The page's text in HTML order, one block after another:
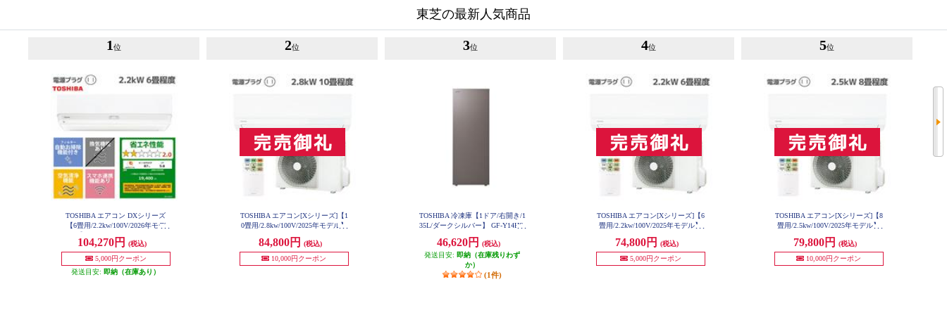
東芝の最新人気商品
1 位
TOSHIBA エアコン DXシリーズ
【6畳用/2.2kw/100V/2026年モデ
104,270円
(税込)
5,000円クーポン
発送目安: 即納（在庫あり）
2位
TOSHIBA エアコン[Xシリーズ]【1
0畳用/2.8kw/100V/2025年モデル】
84,800円
(税込)
10,000円クーポン
3位
TOSHIBA 冷凍庫【1ドア/右開き/1
35L/ダークシルバー】 GF-Y14HS-
46,620円
(税込)
発送目安: 即納（在庫残りわず
か）
(1件)
4位
TOSHIBA エアコン[Xシリーズ]【6
畳用/2.2kw/100V/2025年モデル】
74,800円
(税込)
5,000円クーポン
5位
TOSHIBA エアコン[Xシリーズ]【8
畳用/2.5kw/100V/2025年モデル】
79,800円
(税込)
10,000円クーポン